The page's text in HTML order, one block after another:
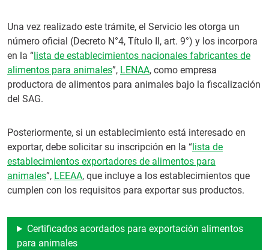
Una vez realizado este trámite, el Servicio les otorga un
número oficial (Decreto N°4, Título II, art. 9°) y los incorpora
en la “lista de establecimientos nacionales fabricantes de
alimentos para animales”, LENAA, como empresa
productora de alimentos para animales bajo la fiscalización
del SAG.
Posteriormente, si un establecimiento está interesado en
exportar, debe solicitar su inscripción en la “lista de
establecimientos exportadores de alimentos para
animales”, LEEAA, que incluye a los establecimientos que
cumplen con los requisitos para exportar sus productos.
Certificados acordados para exportación alimentos
para animales